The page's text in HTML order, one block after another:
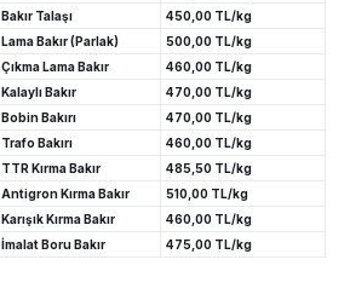
Bakır Talaşı
450,00 TL/kg
Lama Bakır (Parlak)
500,00 TL/kg
Çıkma Lama Bakır
460,00 TL/kg
Kalaylı Bakır
470,00 TL/kg
Bobin Bakırı
470,00 TL/kg
Trafo Bakırı
460,00 TL/kg
TTR Kırma Bakır
485,50 TL/kg
Antigron Kırma Bakır
510,00 TL/kg
Karışık Kırma Bakır
460,00 TL/kg
İmalat Boru Bakır 475,00 TL/kg